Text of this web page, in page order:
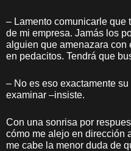
– Lamento comunicarle que
de mi empresa. Jamás los
alguien que amenazara
en pedacitos. Tendrá que
– No es eso exactamente
examinar –insiste.
Con una sonrisa por
cómo me alejo en dirección
me cabe la menor duda de